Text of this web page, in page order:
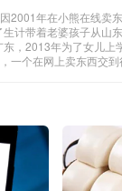
2001年在小熊在线卖
计带着老婆孩子从山
，2013年为了女儿上
一个在网上卖东西交到